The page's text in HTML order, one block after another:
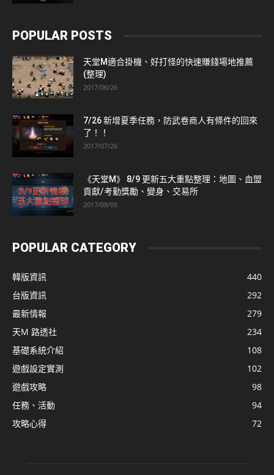
POPULAR POSTS
天堂M適合掛機、好打怪的快速賺錢場地推薦
(整理)
2017/06/26
7/26 新增夏季任務，防武卷商人有條件的回來
了！！
2017/07/26
《天堂M》 8/9 更新五大重點整理：地圖、血盟
貢獻/考勤獎勵、變身、交易所
2017/08/09
POPULAR CATEGORY
韓版資訊
440
台版資訊
292
最新情報
279
天M 路透社
234
基礎系統介紹
108
遊戲設定實測
102
遊戲攻略
98
任務、活動
94
攻略心得
72